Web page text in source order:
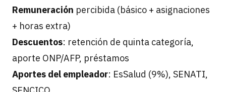
Remuneración percibida (básico + asignaciones
+ horas extra)
Descuentos: retención de quinta categoría,
aporte ONP/AFP, préstamos
Aportes del empleador: EsSalud (9%), SENATI,